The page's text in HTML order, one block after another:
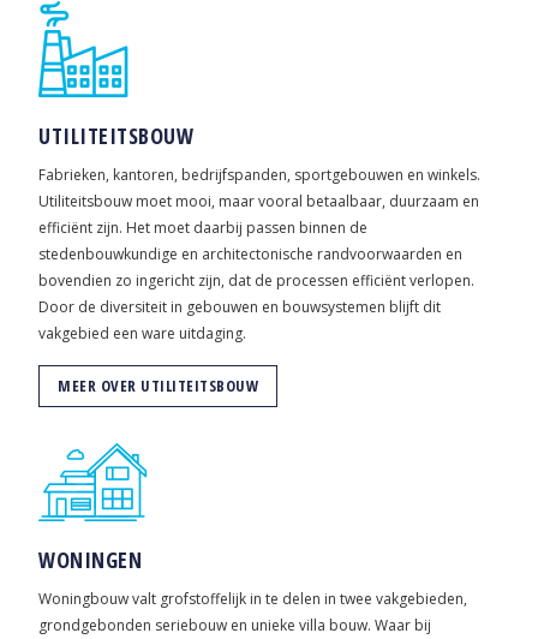
UTILITEITSBOUW
Fabrieken, kantoren, bedrijfspanden, sportgebouwen en winkels.
Utiliteitsbouw moet mooi, maar vooral betaalbaar, duurzaam en
efficiënt zijn. Het moet daarbij passen binnen de
stedenbouwkundige en architectonische randvoorwaarden en
bovendien zo ingericht zijn, dat de processen efficiënt verlopen.
Door de diversiteit in gebouwen en bouwsystemen blijft dit
vakgebied een ware uitdaging.
MEER OVER UTILITEITSBOUW
WONINGEN
Woningbouw valt grofstoffelijk in te delen in twee vakgebieden,
grondgebonden seriebouw en unieke villa bouw. Waar bij